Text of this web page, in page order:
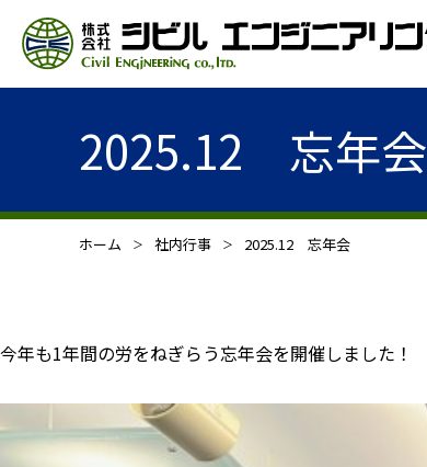
2025.12 忘年会
ホーム 社内行事 2025.12 忘年会
今年も1年間の労をねぎらう忘年会を開催しました！